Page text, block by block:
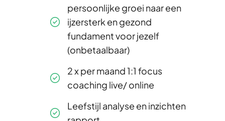
persoonlijke groei naar een
ijzersterk en gezond
fundament voor jezelf
(onbetaalbaar)
2 x per maand 1:1 focus
coaching live/ online
Leefstijl analyse en inzichten